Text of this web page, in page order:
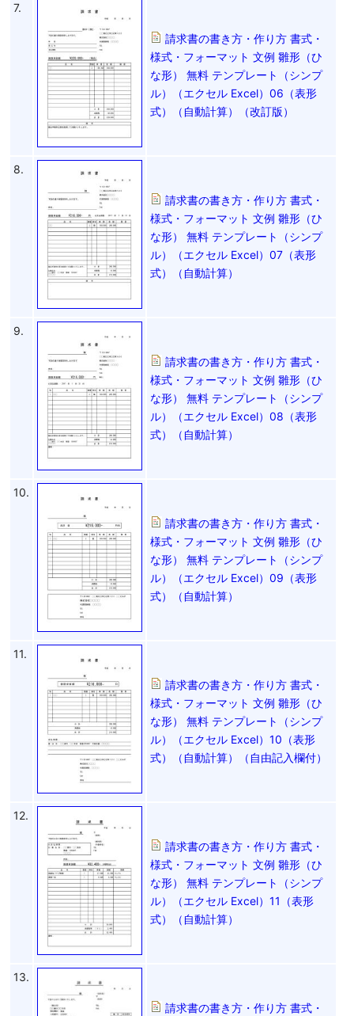
7.
請求書の書き方・作り方 書式・
様式・フォーマット 文例 雛形（ひ
な形） 無料 テンプレート（シンプ
ル）（エクセル Excel）06（表形
式）（自動計算）（改訂版）
8.
請求書の書き方・作り方 書式・
様式・フォーマット 文例 雛形（ひ
な形） 無料 テンプレート（シンプ
ル）（エクセル Excel）07（表形
式）（自動計算）
9.
請求書の書き方・作り方 書式・
様式・フォーマット 文例 雛形（ひ
な形） 無料 テンプレート（シンプ
ル）（エクセル Excel）08（表形
式）（自動計算）
10.
請求書の書き方・作り方 書式・
様式・フォーマット 文例 雛形（ひ
な形） 無料 テンプレート（シンプ
ル）（エクセル Excel）09（表形
式）（自動計算）
11.
請求書の書き方・作り方 書式・
様式・フォーマット 文例 雛形（ひ
な形） 無料 テンプレート（シンプ
ル）（エクセル Excel）10（表形
式）（自動計算）（自由記入欄付）
12.
請求書の書き方・作り方 書式・
様式・フォーマット 文例 雛形（ひ
な形） 無料 テンプレート（シンプ
ル）（エクセル Excel）11（表形
式）（自動計算）
13.
請求書の書き方・作り方 書式・